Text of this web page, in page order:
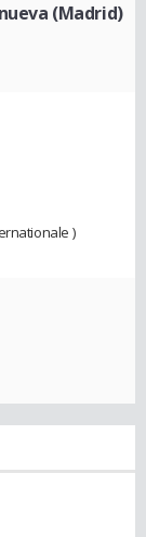
(Madrid)
)